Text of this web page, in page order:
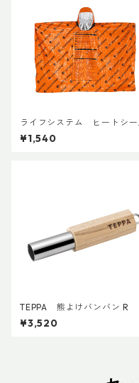
ライフシステム ヒートシー
ルドポンチョ
¥1,540
TEPPA 熊よけバンバン R
¥3,520